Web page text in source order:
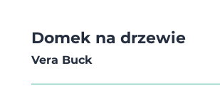
Domek na drzewie
Vera Buck